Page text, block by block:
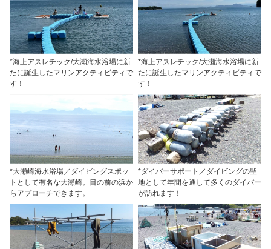
*海上アスレチック/大瀬海水浴場に新
たに誕生したマリンアクティビティで
す！
*海上アスレチック/大瀬海水浴場に新
たに誕生したマリンアクティビティで
す！
*大瀬崎海水浴場／ダイビングスポッ
トとして有名な大瀬崎。目の前の浜か
らアプローチできます。
*ダイバーサポート／ダイビングの聖
地として年間を通して多くのダイバー
が訪れます！